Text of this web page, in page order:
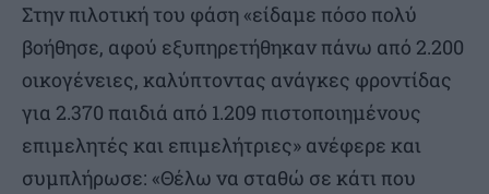
Στην πιλοτική του φάση «είδαμε πόσο πολύ
βοήθησε, αφού εξυπηρετήθηκαν πάνω από 2.200
οικογένειες, καλύπτοντας ανάγκες φροντίδας
για 2.370 παιδιά από 1.209 πιστοποιημένους
επιμελητές και επιμελήτριες» ανέφερε και
συμπλήρωσε: «Θέλω να σταθώ σε κάτι που